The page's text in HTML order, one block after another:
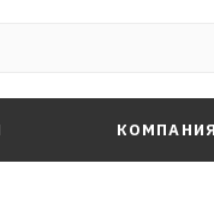
КОМПАНИЯ